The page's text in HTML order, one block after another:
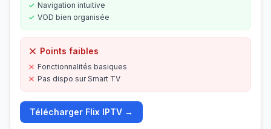
Navigation intuitive
VOD bien organisée
Points faibles
Fonctionnalités basiques
Pas dispo sur Smart TV
Télécharger Flix IPTV →